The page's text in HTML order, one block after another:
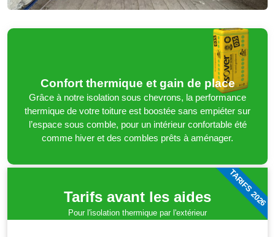
Confort thermique et gain de place
Grâce à notre isolation sous chevrons, la performance
thermique de votre toiture est boostée sans empiéter sur
l’espace sous comble, pour un intérieur confortable été
comme hiver et des combles prêts à aménager.
Tarifs avant les aides
Pour l'isolation thermique par l'extérieur
TARIFS 2026